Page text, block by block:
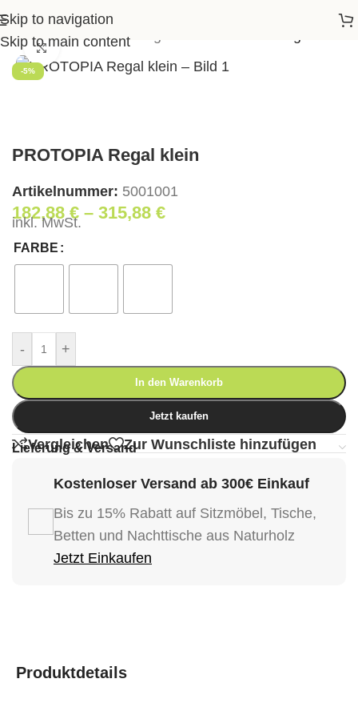
Skip to navigation
Skip to main content
Shop >Wohnen>
-5%
Klick zum Vergrößern
PROTOPIA Regal klein
Artikelnummer: 5001001
182,88€ – 315,88 €
inkl. MwSt.
FARBE
- +
In den Warenkorb
Jetzt kaufen
Vergleichen Zur Wunschliste hinzufügen
Lieferung & Versand
Kostenloser Versand ab 300€ Einkauf
Bis zu 15% Rabatt auf Sitzmöbel, Tische,
Betten und Nachttische aus Naturholz
Jetzt Einkaufen
Produktdetails